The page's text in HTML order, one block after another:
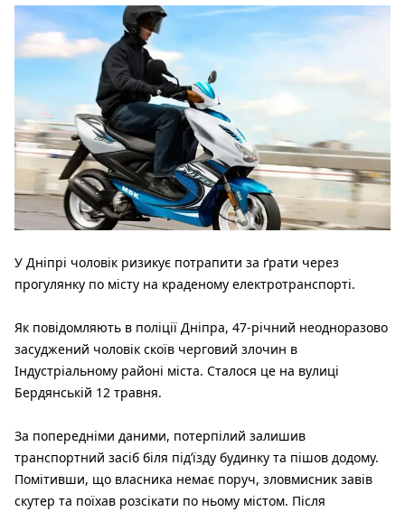
У Дніпрі чоловік ризикує потрапити за ґрати через
прогулянку по місту на краденому електротранспорті.
Як повідомляють в поліції Дніпра, 47-річний неодноразово
засуджений чоловік скоїв черговий злочин в
Індустріальному районі міста. Сталося це на вулиці
Бердянській 12 травня.
За попередніми даними, потерпілий залишив
транспортний засіб біля під’їзду будинку та пішов додому.
Помітивши, що власника немає поруч, зловмисник завів
скутер та поїхав розсікати по ньому містом. Після